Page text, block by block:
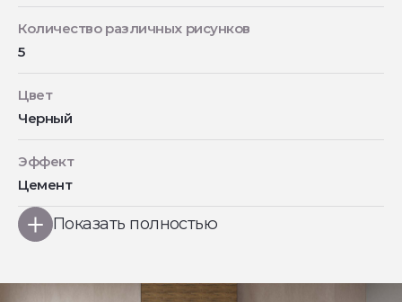
Количество различных рисунков
5
Цвет
Черный
Эффект
Цемент
Показать полностью